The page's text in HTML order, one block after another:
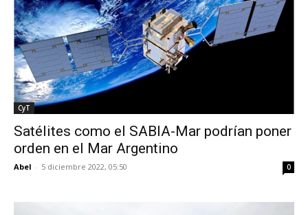
CyT
Satélites como el SABIA-Mar podrían poner
orden en el Mar Argentino
Abel - 5 diciembre 2022, 05:50 0